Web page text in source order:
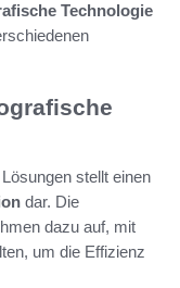
Technologie
stellt einen
dar. Die
dazu auf, mit
um die Effizienz